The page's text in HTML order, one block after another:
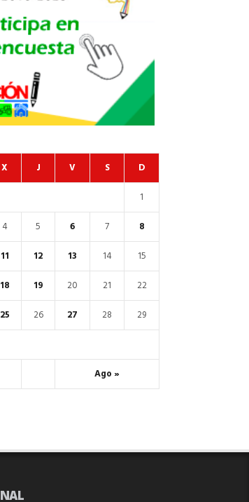
X J V S D
Ago »
1
4 5 6 7
8
11 12 13 14
15
18 19 20 21
22
25 26 27 28
29